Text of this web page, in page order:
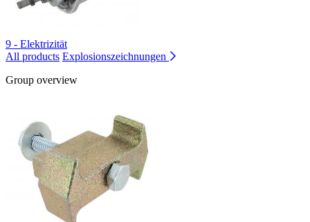
9 - Elektrizität
All products Explosionszeichnungen
Group overview